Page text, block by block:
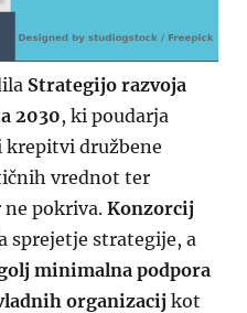
Strategijo razvoja
2030, ki poudarja
krepitvi družbene
vrednot ter
pokriva.Konzorcij
sprejetje strategije, a
minimalna podpora
organizacij kot